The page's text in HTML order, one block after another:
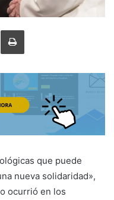
que puede
nueva solidaridad»,
ocurrió en los